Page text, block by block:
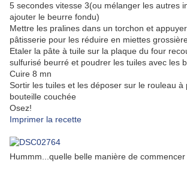
5 secondes vitesse 3(ou mélanger les autres
ajouter le beurre fondu)
Mettre les pralines dans un torchon et
pâtisserie pour les réduire en miettes
Etaler la pâte à tuile sur la plaque du four
sulfurisé beurré et poudrer les tuiles avec les
Cuire 8 mn
Sortir les tuiles et les déposer sur le rouleau à
bouteille couchée
Osez!
Imprimer la recette
Hummm...quelle belle manière de commencer